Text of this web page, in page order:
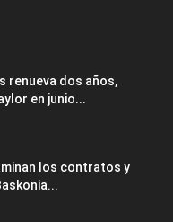
renueva dos años,
en junio...
los contratos y